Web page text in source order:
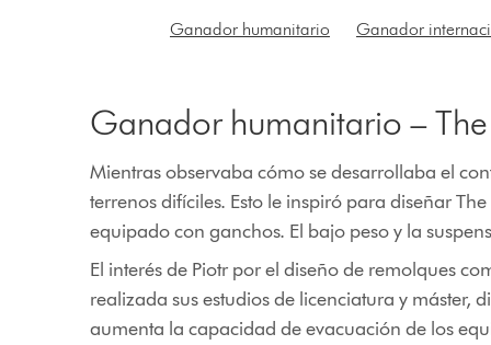
Ganador humanitario Ganador
Ganador humanitario –
Mientras observaba cómo se desarrollaba el
terrenos difíciles. Esto le inspiró para diseñar
equipado con ganchos. El bajo peso y la
El interés de Piotr por el diseño de remolques
realizada sus estudios de licenciatura y máster,
aumenta la capacidad de evacuación de los